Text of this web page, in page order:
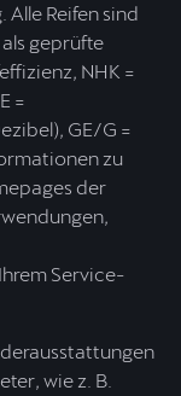
Reifen sind
geprüfte
NHK =
=
GE/G =
zu
der
Service-
wie z. B.